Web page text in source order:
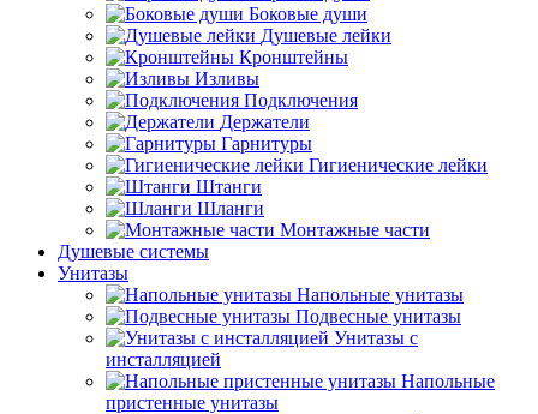
Боковые души
Душевые лейки
Кронштейны
Изливы
Подключения
Держатели
Гарнитуры
Гигиенические лейки
Штанги
Шланги
Монтажные части
Душевые системы
Унитазы
Напольные унитазы
Подвесные унитазы
Унитазы с
инсталляцией
Напольные
пристенные унитазы